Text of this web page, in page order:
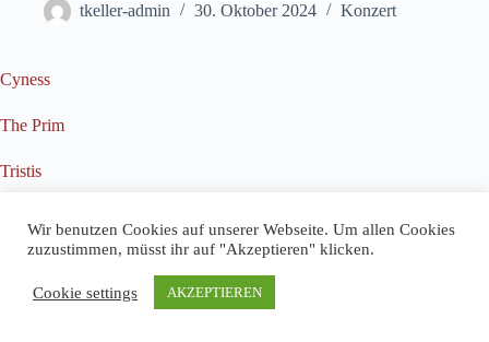
tkeller-admin 30. Oktober 2024 Konzert
Cyness
The Prim
Tristis
Impressum
Wir benutzen Cookies auf unserer Webseite. Um allen Cookies
zuzustimmen, müsst ihr auf "Akzeptieren" klicken.
Cookie settings AKZEPTIEREN